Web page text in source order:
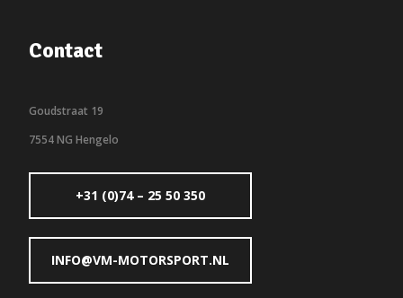
Contact
Goudstraat 19
7554 NG Hengelo
+31 (0)74 – 25 50 350
INFO@VM-MOTORSPORT.NL